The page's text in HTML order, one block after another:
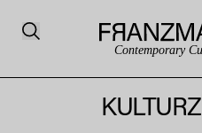
Contemporary